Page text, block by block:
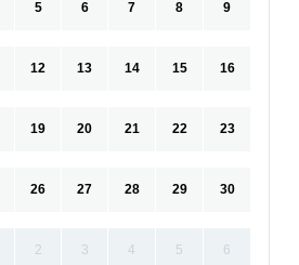
5 6 7 8 9
12 13 14 15 16
19 20 21 22 23
26 27 28 29 30
2 3 4 5 6